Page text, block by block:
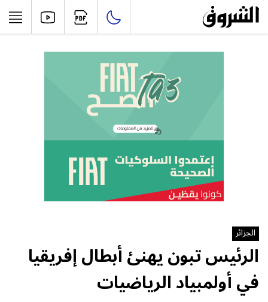
الجزائر
الرئيس تبون يهنئ أبطال إفريقيا
في أولمبياد الرياضيات